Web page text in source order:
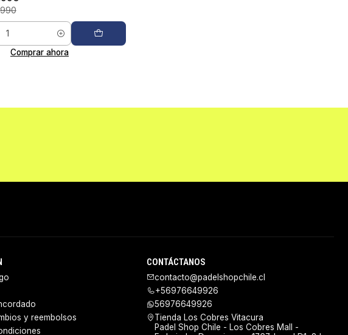
Comprar ahora
y reembolsos
CONTÁCTANOS
contacto@padelshopchile.cl
+56976649926
56976649926
Tienda Los Cobres Vitacura
Padel Shop Chile - Los Cobres Mall -